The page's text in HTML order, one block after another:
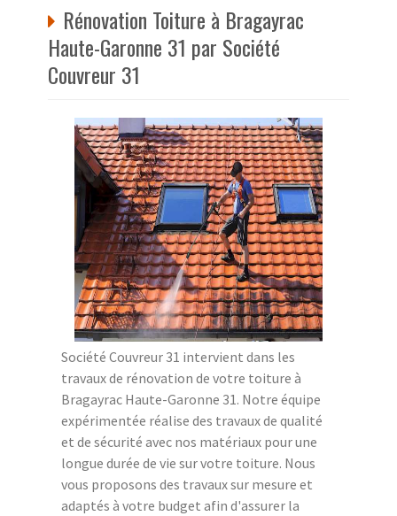
Rénovation Toiture à Bragayrac
Haute-Garonne 31 par Société
Couvreur 31
Société Couvreur 31 intervient dans les
travaux de rénovation de votre toiture à
Bragayrac Haute-Garonne 31. Notre équipe
expérimentée réalise des travaux de qualité
et de sécurité avec nos matériaux pour une
longue durée de vie sur votre toiture. Nous
vous proposons des travaux sur mesure et
adaptés à votre budget afin d'assurer la